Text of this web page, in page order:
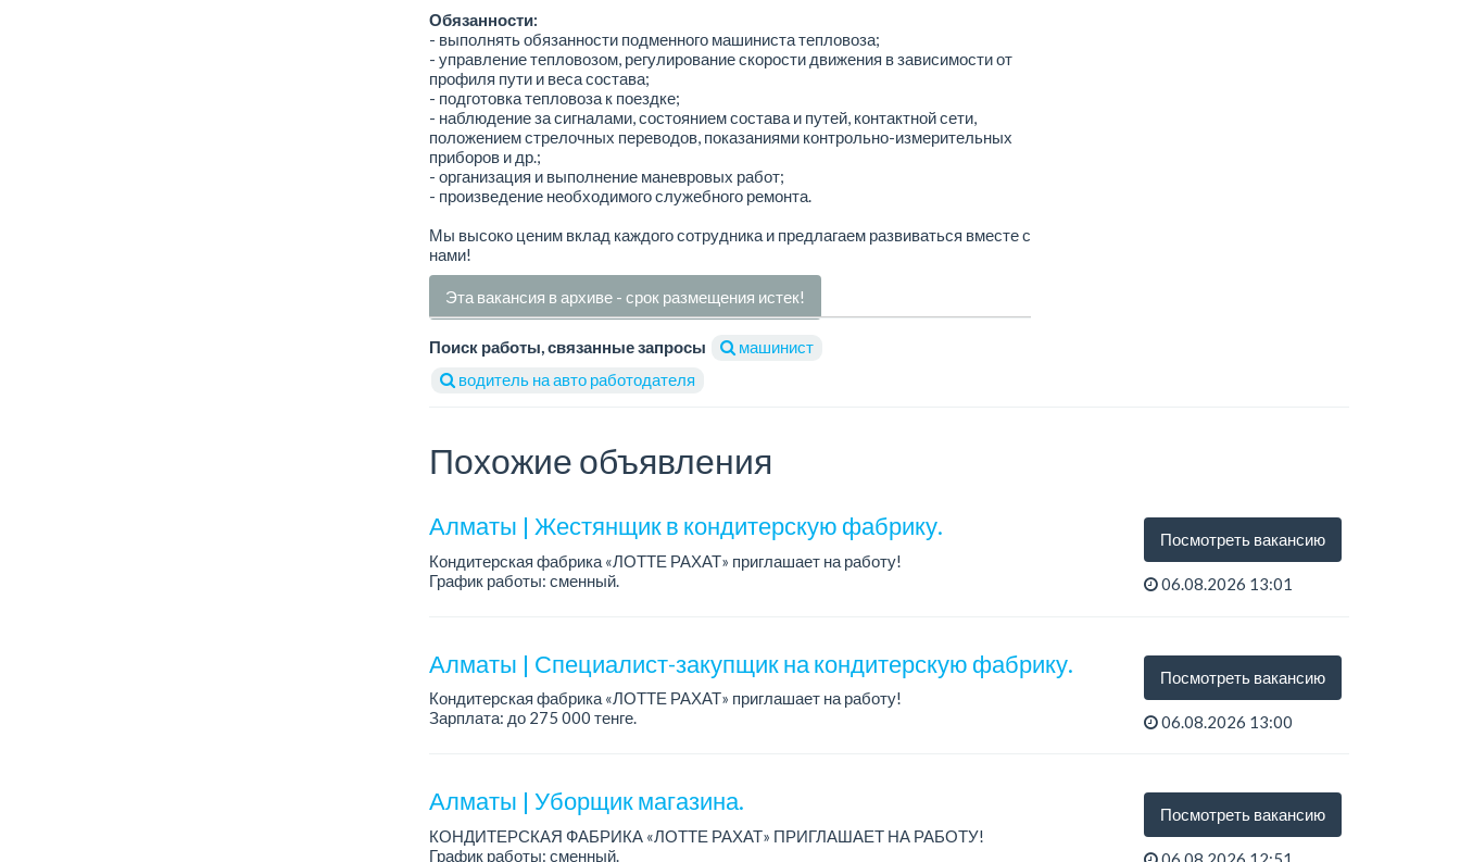
Обязанности:
- выполнять обязанности подменного машиниста тепловоза;
- управление тепловозом, регулирование скорости движения в зависимости от
профиля пути и веса состава;
- подготовка тепловоза к поездке;
- наблюдение за сигналами, состоянием состава и путей, контактной сети,
положением стрелочных переводов, показаниями контрольно-измерительных
приборов и др.;
- организация и выполнение маневровых работ;
- произведение необходимого служебного ремонта.
Мы высоко ценим вклад каждого сотрудника и предлагаем развиваться вместе с
нами!
Эта вакансия в архиве - срок размещения истек!
Поиск работы, связанные запросы
машинист
водитель на авто работодателя
Похожие объявления
Алматы | Жестянщик в кондитерскую фабрику.
Кондитерская фабрика «ЛОТТЕ РАХАТ» приглашает на работу!
График работы: сменный.
Посмотреть вакансию
06.08.2026 13:01
Алматы | Специалист-закупщик на кондитерскую фабрику.
Кондитерская фабрика «ЛОТТЕ РАХАТ» приглашает на работу!
Зарплата: до 275 000 тенге.
Посмотреть вакансию
06.08.2026 13:00
Алматы | Уборщик магазина.
КОНДИТЕРСКАЯ ФАБРИКА «ЛОТТЕ РАХАТ» ПРИГЛАШАЕТ НА РАБОТУ!
График работы: сменный.
Посмотреть вакансию